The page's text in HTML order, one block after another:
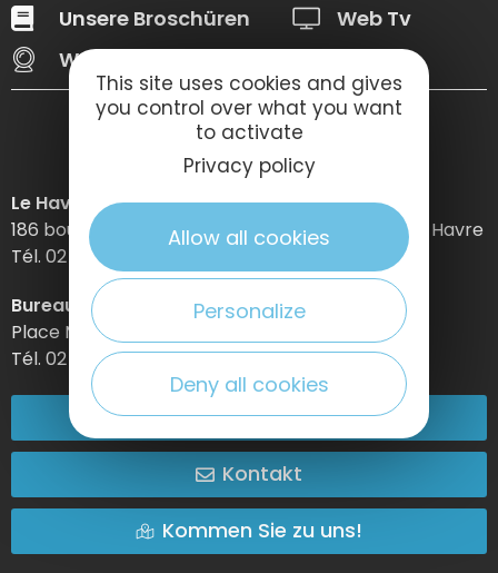
Unsere Broschüren
Web Tv
Webcams
Le Havre Etretat Normandie Tourisme
186 boulevard Clemenceau – BP 649 – 76059 Le Havre
Tél. 02 32 74 04 04 –
Bureau d’information d’Etretat
Place Maurice Guillard – 76790 Étretat
Tél. 02 35 27 05 21
02 32 74 04 04
Kontakt
Kommen Sie zu uns!
This site uses cookies and gives
you control over what you want
to activate
Privacy policy
Allow all cookies
Personalize
Deny all cookies